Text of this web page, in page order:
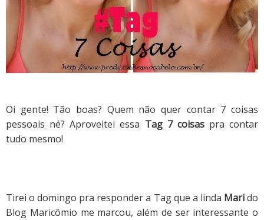
Oi gente! Tão boas? Quem não quer contar 7 coisas
pessoais né? Aproveitei essa Tag 7 coisaspra contar
tudo mesmo!
Tirei o domingo pra responder a Tag que a linda Marido
Blog Maricômio me marcou, além de ser interessante o